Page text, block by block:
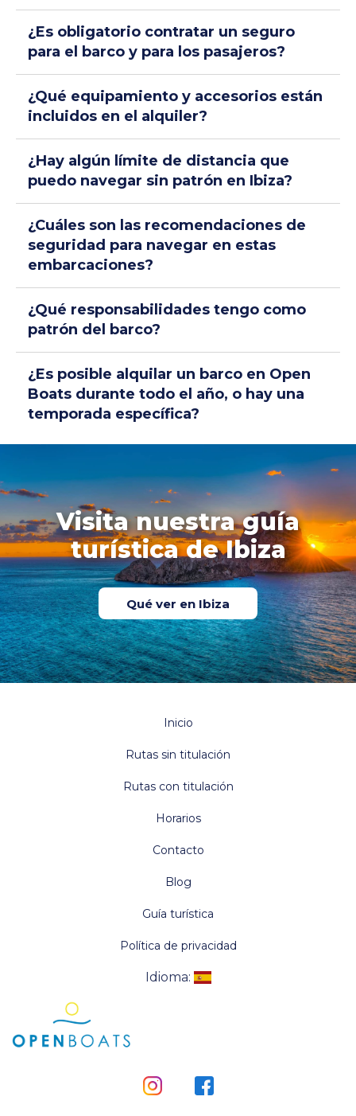
¿Es obligatorio contratar un seguro
para el barco y para los pasajeros?
¿Qué equipamiento y accesorios están
incluidos en el alquiler?
¿Hay algún límite de distancia que
puedo navegar sin patrón en Ibiza?
¿Cuáles son las recomendaciones de
seguridad para navegar en estas
embarcaciones?
¿Qué responsabilidades tengo como
patrón del barco?
¿Es posible alquilar un barco en Open
Boats durante todo el año, o hay una
temporada específica?
Visita nuestra guía
turística de Ibiza
Qué ver en Ibiza
Inicio
Rutas sin titulación
Rutas con titulación
Horarios
Contacto
Blog
Guía turística
Política de privacidad
Idioma: